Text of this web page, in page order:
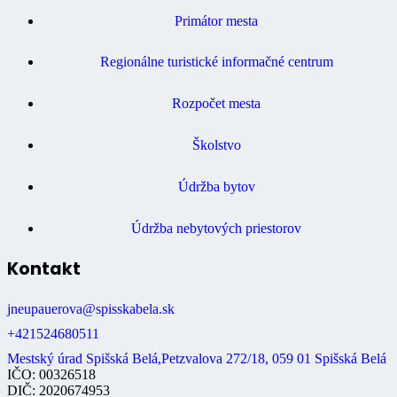
Primátor mesta
Regionálne turistické informačné centrum
Rozpočet mesta
Školstvo
Údržba bytov
Údržba nebytových priestorov
Kontakt
jneupauerova@spisskabela.sk
+421524680511
Mestský úrad Spišská Belá,Petzvalova 272/18, 059 01 Spišská Belá
IČO: 00326518
DIČ: 2020674953